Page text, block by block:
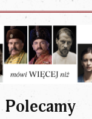
Polecamy